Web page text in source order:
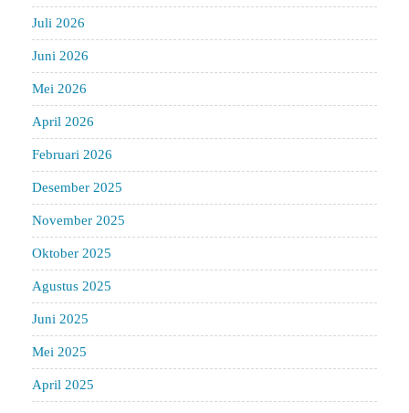
Juli 2026
Juni 2026
Mei 2026
April 2026
Februari 2026
Desember 2025
November 2025
Oktober 2025
Agustus 2025
Juni 2025
Mei 2025
April 2025